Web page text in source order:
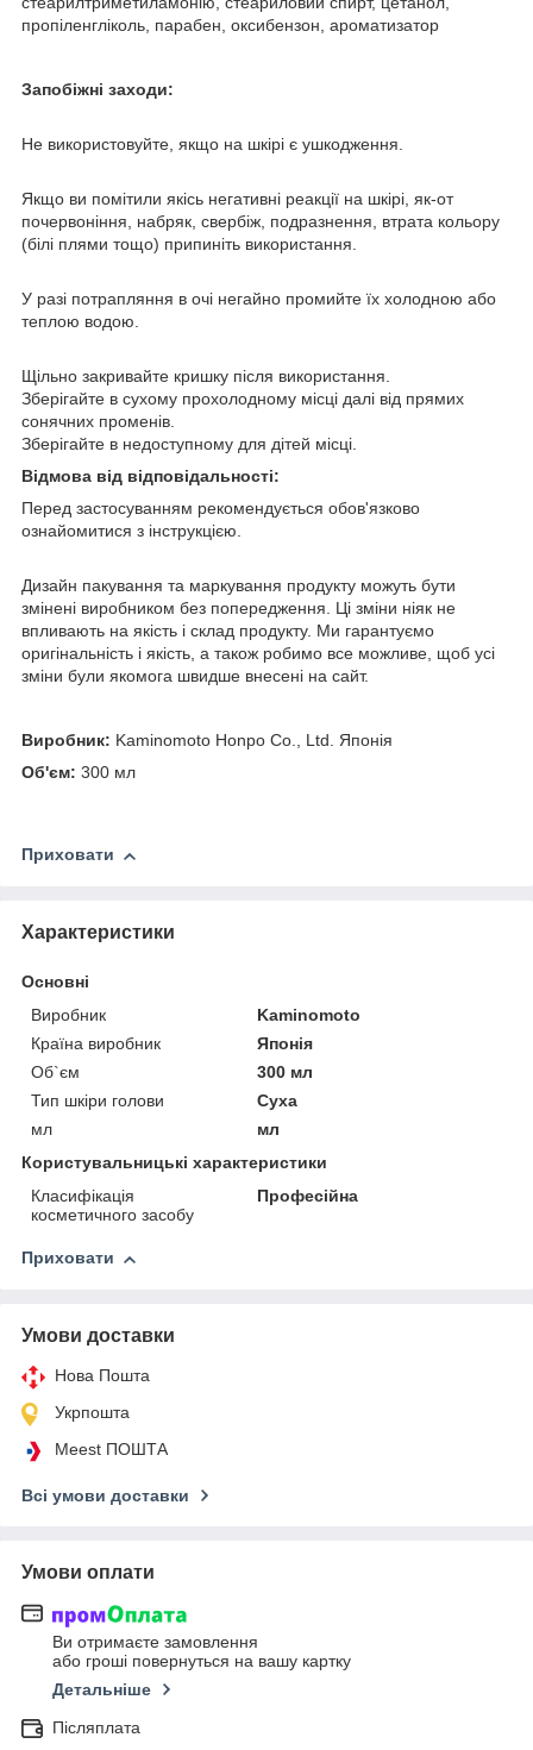
пропіленгліколь, парабен, оксибензон, ароматизатор
Запобіжні заходи:
Не використовуйте, якщо на шкірі є ушкодження.
Якщо ви помітили якісь негативні реакції на шкірі, як-от
почервоніння, набряк, свербіж, подразнення, втрата кольору
(білі плями тощо) припиніть використання.
У разі потрапляння в очі негайно промийте їх холодною або
теплою водою.
Щільно закривайте кришку після використання.
Зберігайте в сухому прохолодному місці далі від прямих
сонячних променів.
Зберігайте в недоступному для дітей місці.
Відмова від відповідальності:
Перед застосуванням рекомендується обов'язково
ознайомитися з інструкцією.
Дизайн пакування та маркування продукту можуть бути
змінені виробником без попередження. Ці зміни ніяк не
впливають на якість і склад продукту. Ми гарантуємо
оригінальність і якість, а також робимо все можливе, щоб усі
зміни були якомога швидше внесені на сайт.
Виробник: Kaminomoto Honpo Co., Ltd. Японія
Об'єм: 300 мл
Приховати
Характеристики
Основні
Виробник
Kaminomoto
Країна виробник
Японія
Об`єм
300 мл
Тип шкіри голови
Суха
мл
мл
Користувальницькі характеристики
Класифікація
косметичного засобу
Професійна
Приховати
Умови доставки
Нова Пошта
Укрпошта
Meest ПОШТА
Всі умови доставки
Умови оплати
Ви отримаєте замовлення
або гроші повернуться на вашу картку
Детальніше
Післяплата